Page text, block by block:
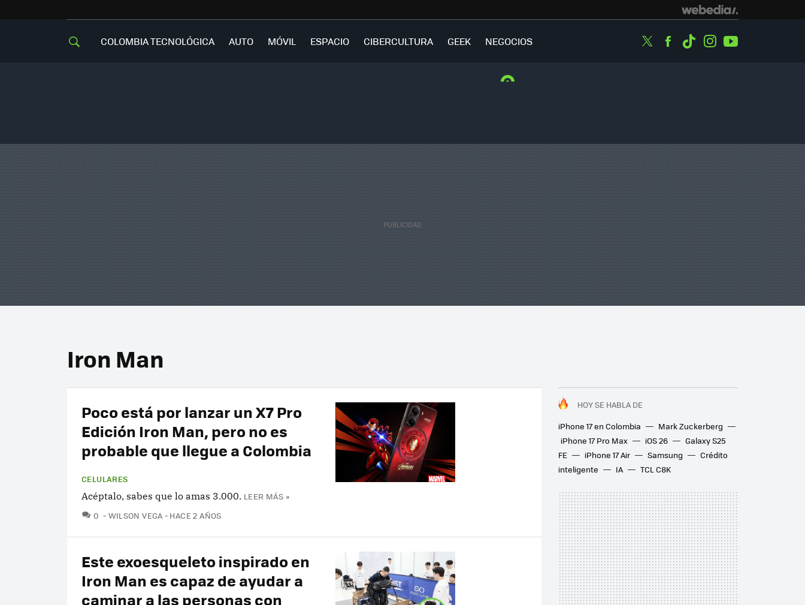
COLOMBIA TECNOLÓGICA AUTO MÓVIL ESPACIO CIBERCULTURA GEEK NEGOCIOS TwitterFacebook
TiktokInstagram
Iron Man
HOY SE HABLA DE
iPhone 17 en Colombia
Mark Zuckerberg
iPhone 17 Pro Max
iOS 26
Galaxy S25
FE
iPhone 17 Air Samsung
Crédito
inteligente
IA TCL C8K
Poco está por lanzar un X7 Pro
Edición Iron Man, pero no es
probable que llegue a Colombia
CELULARES
Acéptalo, sabes que lo amas 3.000. LEER MÁS »
0 COMENTARIOS
WILSON VEGA HACE 2 AÑOS
Este exoesqueleto inspirado en
Iron Man es capaz de ayudar a
caminar a las personas con